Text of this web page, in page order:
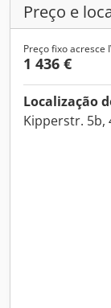
Preço e
Preço fixo acresce
1 436 €
Localização
Kipperstr. 5b,